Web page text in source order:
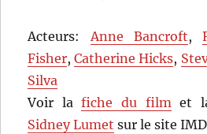
Acteurs:Anne Bancroft,
Fisher,Catherine Hicks,
Silva
Voir lafiche du filmet la
Sidney Lumet sur le site